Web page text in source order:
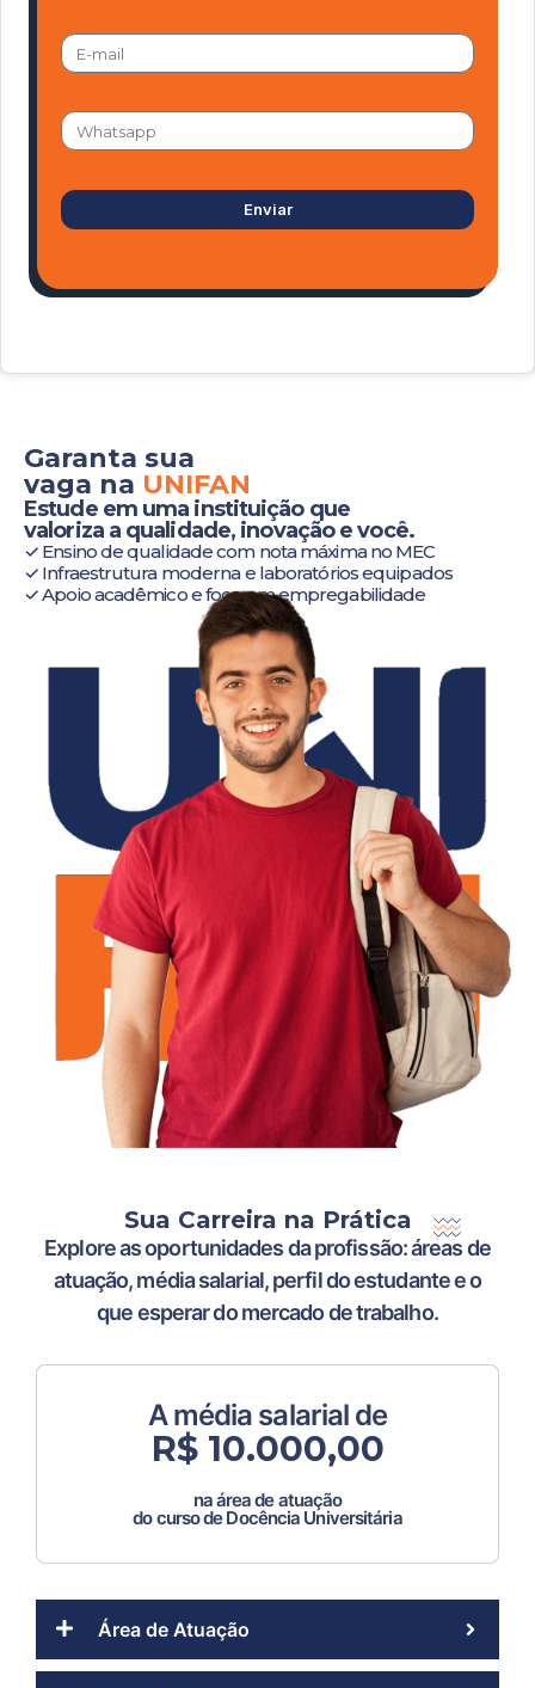
Enviar
Garanta sua
vaga na UNIFAN
Estude em uma instituição que
valoriza a qualidade, inovação e você.
✓ Ensino de qualidade com nota máxima no MEC
✓ Infraestrutura moderna e laboratórios equipados
✓ Apoio acadêmico e foco em empregabilidade
Sua Carreira na Prática
Explore as oportunidades da profissão: áreas de
atuação, média salarial, perfil do estudante e o
que esperar do mercado de trabalho.
A média salarial de
R$ 10.000,00
na área de atuação
do curso de Docência Universitária
Área de Atuação